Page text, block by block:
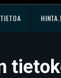
TIETOA